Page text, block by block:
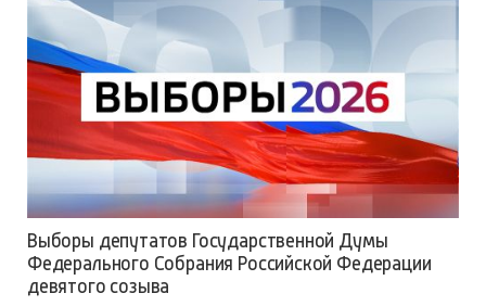
Выборы депутатов Государственной Думы
Федерального Собрания Российской Федерации
девятого созыва